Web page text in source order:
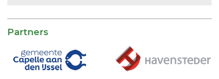
Partners